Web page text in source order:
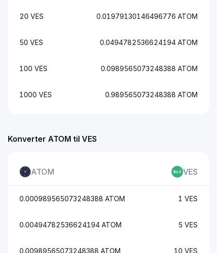
Konverter ATOM til VES
ATOM VES
0.000989565073248388 ATOM 1 VES
0.00494782536624194 ATOM 5 VES
0.00989565073248388 ATOM 10 VES
20 VES 0.01979130146496776 ATOM
50 VES 0.0494782536624194 ATOM
100 VES 0.0989565073248388 ATOM
1000 VES 0.989565073248388 ATOM